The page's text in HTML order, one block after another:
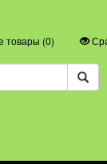
товары (0)